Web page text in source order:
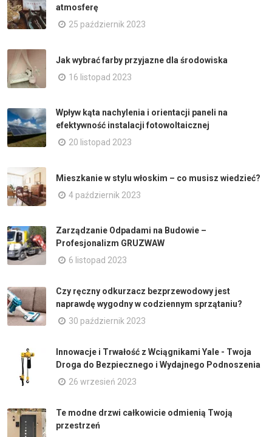
atmosferę
25 październik 2023
Jak wybrać farby przyjazne dla środowiska
16 listopad 2023
Wpływ kąta nachylenia i orientacji paneli na
efektywność instalacji fotowoltaicznej
20 listopad 2023
Mieszkanie w stylu włoskim – co musisz wiedzieć?
4 październik 2023
Zarządzanie Odpadami na Budowie –
Profesjonalizm GRUZWAW
6 listopad 2023
Czy ręczny odkurzacz bezprzewodowy jest
naprawdę wygodny w codziennym sprzątaniu?
30 październik 2023
Innowacje i Trwałość z Wciągnikami Yale - Twoja
Droga do Bezpiecznego i Wydajnego Podnoszenia
26 wrzesień 2023
Te modne drzwi całkowicie odmienią Twoją
przestrzeń